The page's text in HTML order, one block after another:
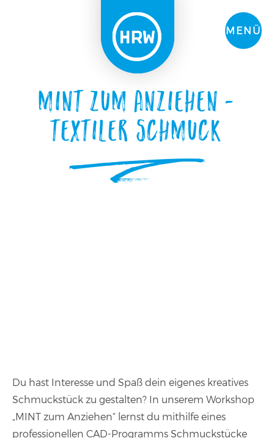
MENÜ
MINT zum Anziehen –
Textiler Schmuck
Du hast Interesse und Spaß dein eigenes kreatives
Schmuckstück zu gestalten? In unserem Workshop
„MINT zum Anziehen“ lernst du mithilfe eines
professionellen CAD-Programms Schmuckstücke